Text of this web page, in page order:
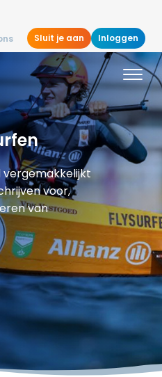
Sluit je aan Inloggen
voor,
van